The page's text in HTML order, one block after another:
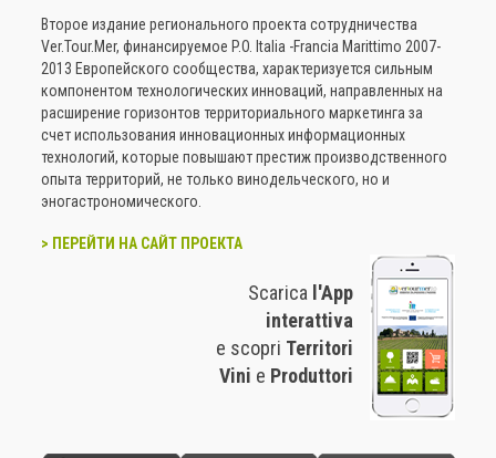
Второе издание регионального проекта сотрудничества
Ver.Tour.Mer, финансируемое P.O. Italia -Francia Marittimo 2007-
2013 Европейского сообщества, характеризуется сильным
компонентом технологических инноваций, направленных на
расширение горизонтов территориального маркетинга за
счет использования инновационных информационных
технологий, которые повышают престиж производственного
опыта территорий, не только винодельческого, но и
эногастрономического.
> ПЕРЕЙТИ НА САЙТ ПРОЕКТА
Scarica l'App
interattiva
e scopri Territori
Vini e Produttori